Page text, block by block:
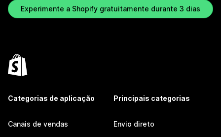
Experimente a Shopify gratuitamente durante 3 dias
Categorias de aplicação
Canais de vendas
Principais categorias
Envio direto